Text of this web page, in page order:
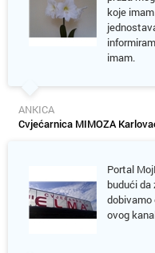
koje
imam.
ANKICA
Cvjećarnica MIMOZA
Portal
budući
dobivamo
ovog